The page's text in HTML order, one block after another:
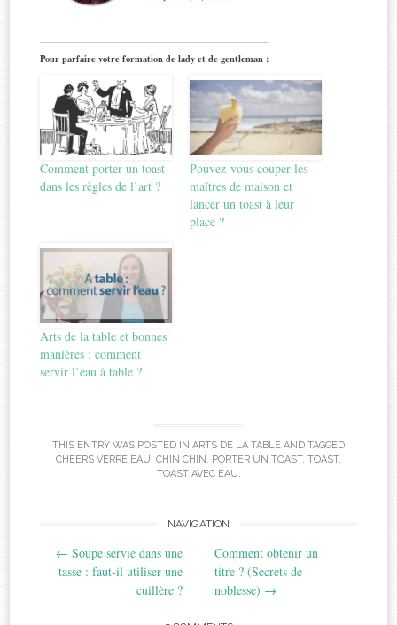
Pour parfaire votre formation de lady et de gentleman :
Comment porter un toast
dans les règles de l’art ?
Pouvez-vous couper les
maîtres de maison et
lancer un toast à leur
place ?
Arts de la table et bonnes
manières : comment
servir l’eau à table ?
THIS ENTRY WAS POSTED IN ARTS DE LA TABLE AND TAGGED
CHEERS VERRE EAU, CHIN CHIN, PORTER UN TOAST, TOAST,
TOAST AVEC EAU.
navigation
NAVIGATION
← Soupe servie dans une
tasse : faut-il utiliser une
cuillère ?
Comment obtenir un
titre ? (Secrets de
noblesse) →